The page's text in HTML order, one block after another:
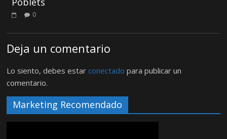
0
Deja un comentario
Lo siento, debes estarconectado para publicar un
comentario.
Marketing Recomendado